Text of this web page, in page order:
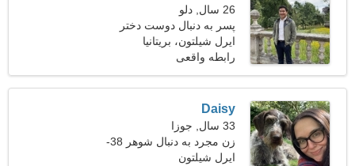
26 سال, دلو
پسر به دنبال دوست دختر
است
ایرل شیلتون، بریتانیا
رابطه واقعی
Daisy
33 سال, جوزا
زن مجرد به دنبال شوهر 38-
43
ایرل شیلتون